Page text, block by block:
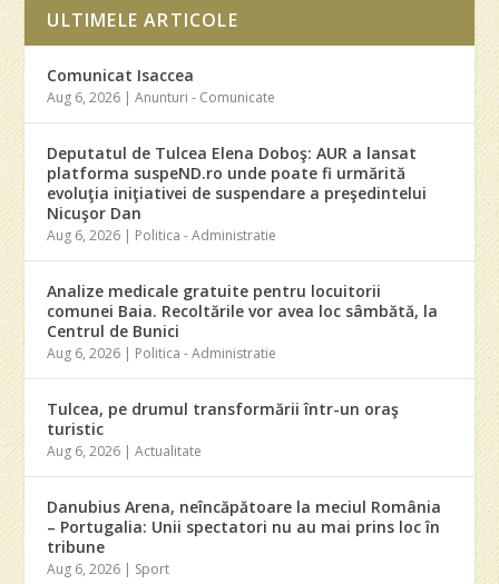
ULTIMELE ARTICOLE
Comunicat Isaccea
Aug 6, 2026 |Anunturi - Comunicate
Deputatul de Tulcea Elena Doboş: AUR a lansat
platforma suspeND.ro unde poate fi urmărită
evoluţia iniţiativei de suspendare a preşedintelui
Nicuşor Dan
Aug 6, 2026 | Politica - Administratie
Analize medicale gratuite pentru locuitorii
comunei Baia. Recoltările vor avea loc sâmbătă, la
Centrul de Bunici
Aug 6, 2026 | Politica - Administratie
Tulcea, pe drumul transformării într-un oraş
turistic
Aug 6, 2026 |Actualitate
Danubius Arena, neîncăpătoare la meciul România
– Portugalia: Unii spectatori nu au mai prins loc în
tribune
Aug 6, 2026 | Sport